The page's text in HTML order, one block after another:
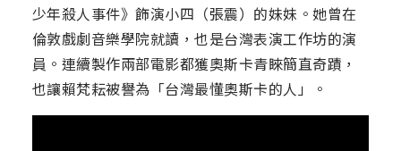
少年殺人事件》飾演小四（張震）的妹妹。她曾在
倫敦戲劇音樂學院就讀，也是台灣表演工作坊的演
員。連續製作兩部電影都獲奧斯卡青睞簡直奇蹟，
也讓賴梵耘被譽為「台灣最懂奧斯卡的人」。